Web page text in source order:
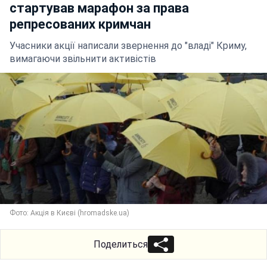
стартував марафон за права
репресованих кримчан
Учасники акції написали звернення до "владі" Криму,
вимагаючи звільнити активістів
Фото: Акція в Києві (hromadske.ua)
Поделиться